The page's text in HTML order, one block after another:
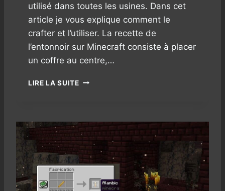
U
S
E
D
I
M
S
utilisé dans toutes les usines. Dans cet
article je vous explique comment le
crafter et l’utiliser. La recette de
l’entonnoir sur Minecraft consiste à placer
un coffre au centre,…
LIRE LA SUITEC
E
N
A
R